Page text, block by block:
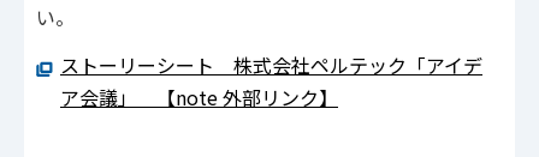
い。
ストーリーシート 株式会社ペルテック「アイデ
ア会議」 【note 外部リンク】